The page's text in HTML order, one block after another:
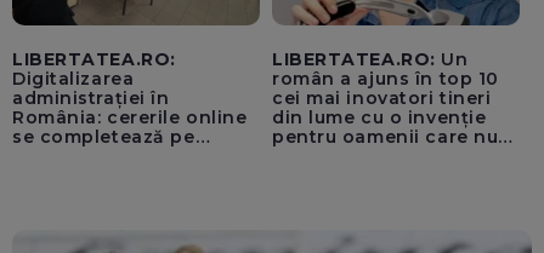
LIBERTATEA.RO:
Digitalizarea
administrației în
România: cererile online
se completează pe
LIBERTATEA.RO: Un
român a ajuns în top 10
cei mai inovatori tineri
din lume cu o invenție
pentru oamenii care nu